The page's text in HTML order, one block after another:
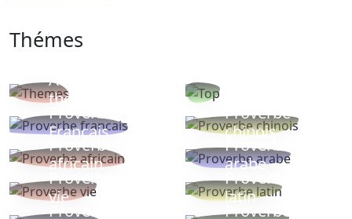
Thémes
Autres
thèmes
Proverbe
Français
Proverbe
chinois
Proverbe
africain
Proverbe
arabe
Proverbe
vie
Proverbe
latin
Proverbes
Proverbe